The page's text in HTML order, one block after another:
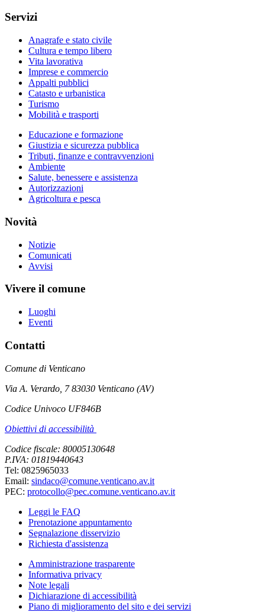
Servizi
Anagrafe e stato civile
Cultura e tempo libero
Vita lavorativa
Imprese e commercio
Appalti pubblici
Catasto e urbanistica
Turismo
Mobilità e trasporti
Educazione e formazione
Giustizia e sicurezza pubblica
Tributi, finanze e contravvenzioni
Ambiente
Salute, benessere e assistenza
Autorizzazioni
Agricoltura e pesca
Novità
Notizie
Comunicati
Avvisi
Vivere il comune
Luoghi
Eventi
Contatti
Comune di Venticano
Via A. Verardo, 7 83030 Venticano (AV)
Codice Univoco UF846B
Obiettivi di accessibilità
Codice fiscale: 80005130648
P.IVA: 01819440643
Tel: 0825965033
Email: sindaco@comune.venticano.av.it
PEC: protocollo@pec.comune.venticano.av.it
Leggi le FAQ
Prenotazione appuntamento
Segnalazione disservizio
Richiesta d'assistenza
Amministrazione trasparente
Informativa privacy
Note legali
Dichiarazione di accessibilità
Piano di miglioramento del sito e dei servizi